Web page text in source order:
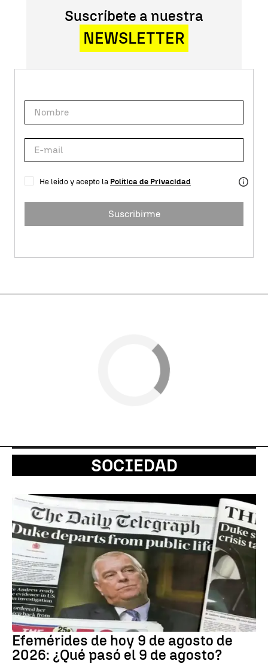
Suscríbete a nuestra
NEWSLETTER
He leído y acepto la Política de Privacidad
Suscribirme
SOCIEDAD
Efemérides de hoy 9 de agosto de
2026: ¿Qué pasó el 9 de agosto?